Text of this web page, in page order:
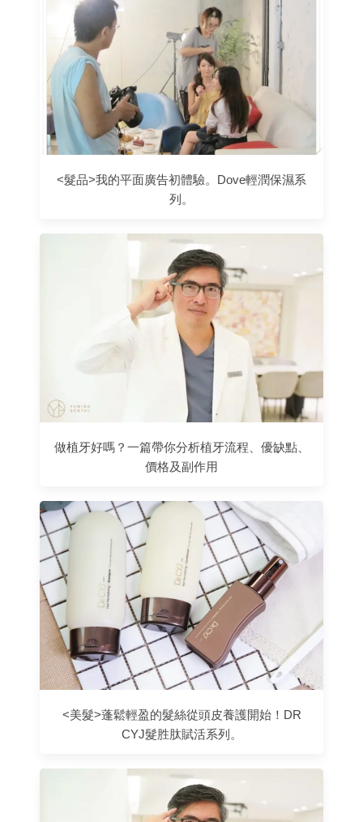
<髮品>我的平面廣告初體驗。Dove輕潤保濕系
列。
做植牙好嗎？一篇帶你分析植牙流程、優缺點、
價格及副作用
<美髮>蓬鬆輕盈的髮絲從頭皮養護開始！DR
CYJ髮胜肽賦活系列。